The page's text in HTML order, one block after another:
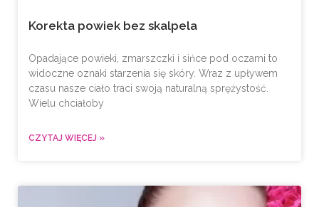
Korekta powiek bez skalpela
Opadające powieki, zmarszczki i sińce pod oczami to
widoczne oznaki starzenia się skóry. Wraz z upływem
czasu nasze ciało traci swoją naturalną sprężystość.
Wielu chciałoby
CZYTAJ WIĘCEJ »